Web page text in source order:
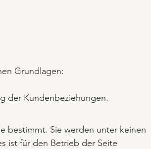
Grundlagen:
der Kundenbeziehungen.
bestimmt. Sie werden unter keinen
ist für den Betrieb der Seite